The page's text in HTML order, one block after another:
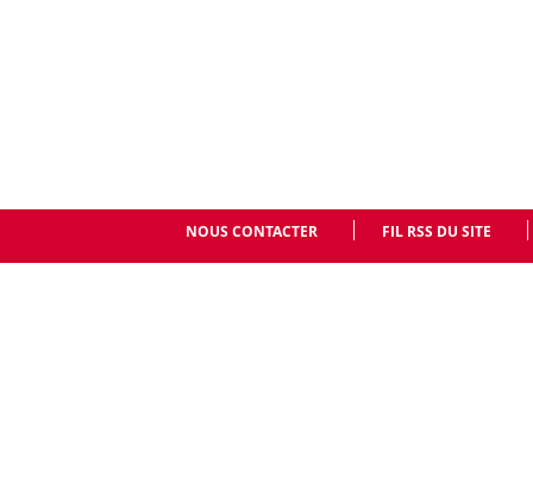
NOUS CONTACTER FIL RSS DU SITE